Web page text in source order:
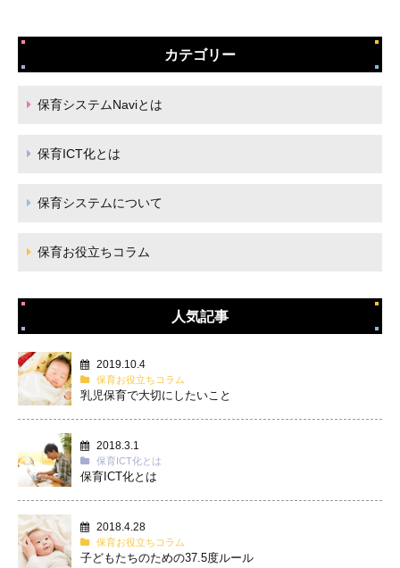
カテゴリー
保育システムNaviとは
保育ICT化とは
保育システムについて
保育お役立ちコラム
人気記事
2019.10.4
保育お役立ちコラム
乳児保育で大切にしたいこと
2018.3.1
保育ICT化とは
保育ICT化とは
2018.4.28
保育お役立ちコラム
子どもたちのための37.5度ルール